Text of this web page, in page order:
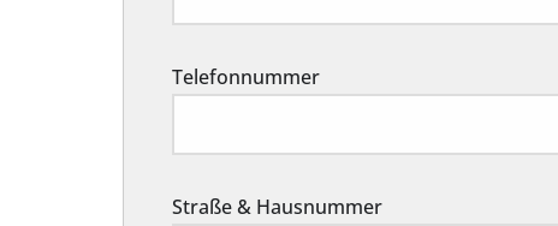
Telefonnummer
Straße & Hausnummer